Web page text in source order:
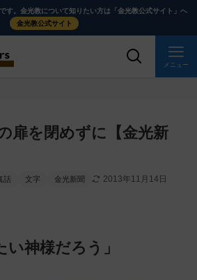
す。金光教について知りたい方は「金光教公式サイト」へ
金光教公式サイト
メニュー
扉を閉めずに【金光新
話 文字 金光新聞 2013年11月14日
い神様だろう」